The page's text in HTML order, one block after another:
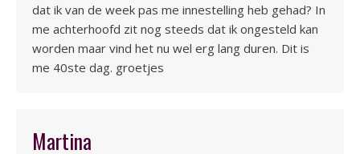
dat ik van de week pas me innestelling heb gehad? In
me achterhoofd zit nog steeds dat ik ongesteld kan
worden maar vind het nu wel erg lang duren. Dit is
me 40ste dag. groetjes
Martina